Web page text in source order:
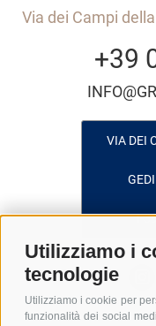
Utilizziamo i
tecnologie
Utilizziamo i cookie per
funzionalità dei social
Via dei Campi
+39
VIA DEI
I-